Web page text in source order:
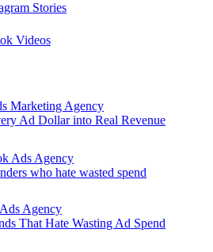
Stories
Videos
Marketing Agency
Ad Dollar into Real Revenue
Ads Agency
who hate wasted spend
Agency
That Hate Wasting Ad Spend